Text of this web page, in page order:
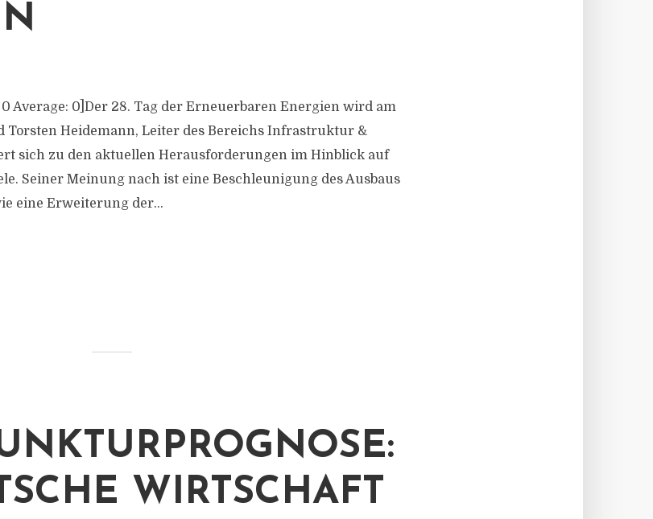
Average: 0]Der 28. Tag der Erneuerbaren Energien wird am
Torsten Heidemann, Leiter des Bereichs Infrastruktur &
sich zu den aktuellen Herausforderungen im Hinblick auf
Seiner Meinung nach ist eine Beschleunigung des Ausbaus
eine Erweiterung der...
WIRTSCHAFT